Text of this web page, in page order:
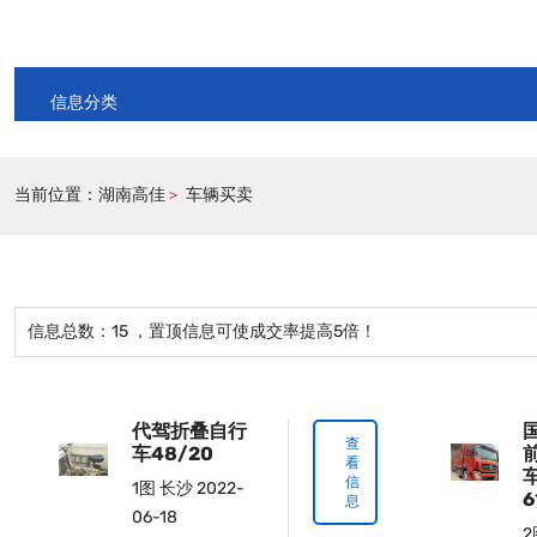
信息分类
当前位置： 湖南高佳 > 车辆买卖
信息总数： 15 ，置顶信息可使成交率提高5倍！
代驾折叠自行
车48/20
1图 长沙2022-
06-18
查
看
信
息